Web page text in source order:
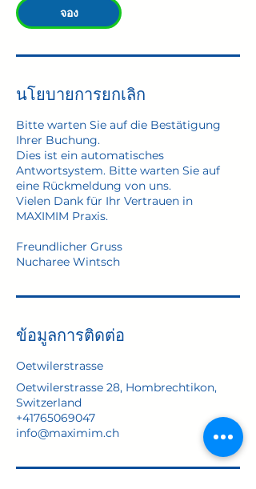
จอง
นโยบายการยกเลิก
Bitte warten Sie auf die Bestätigung
Ihrer Buchung.
Dies ist ein automatisches
Antwortsystem. Bitte warten Sie auf
eine Rückmeldung von uns.
Vielen Dank für Ihr Vertrauen in
MAXIMIM Praxis.
Freundlicher Gruss
Nucharee Wintsch
ข้อมูลการติดต่อ
Oetwilerstrasse
Oetwilerstrasse 28, Hombrechtikon,
Switzerland
+41765069047
info@maximim.ch